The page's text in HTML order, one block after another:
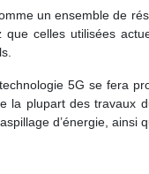
un ensemble de
que celles utilisées
5G se fera
la plupart des travaux
d’énergie, ainsi